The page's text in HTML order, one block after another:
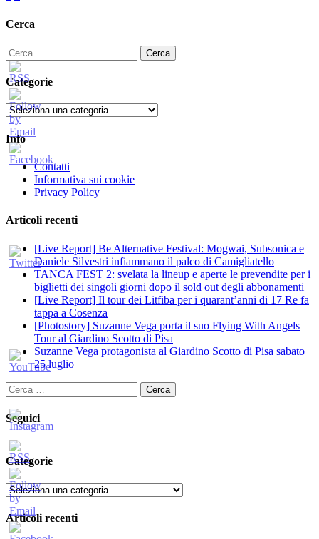
degli
Cerca
Ricerca
per:
Categorie
Categorie
Info
Contatti
Informativa sui cookie
Privacy Policy
Articoli recenti
[Live Report] Be Alternative Festival: Mogwai, Subsonica e
Daniele Silvestri infiammano il palco di Camigliatello
TANCA FEST 2: svelata la lineup e aperte le prevendite per i
biglietti dei singoli giorni dopo il sold out degli abbonamenti
[Live Report] Il tour dei Litfiba per i quarant’anni di 17 Re fa
tappa a Cosenza
[Photostory] Suzanne Vega porta il suo Flying With Angels
Tour al Giardino Scotto di Pisa
Suzanne Vega protagonista al Giardino Scotto di Pisa sabato
25 luglio
Ricerca
per:
Seguici
Categorie
Categorie
Articoli recenti